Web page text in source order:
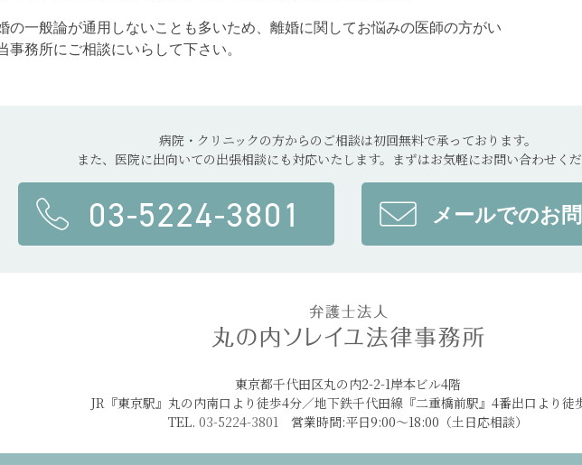
の一般論が通用しないことも多いため、離婚に関してお悩みの医師の方がい
事務所にご相談にいらして下さい。
病院・クリニックの方からのご相談は初回無料で承っております。
また、医院に出向いての出張相談にも対応いたします。まずはお気軽にお問い合わせくだ
03-5224-3801 メールでのお
東京都千代田区丸の内2-2-1岸本ビル4階
JR『東京駅』丸の内南口より徒歩4分／地下鉄千代田線『二重橋前駅』4番出口より徒
TEL. 03-5224-3801 営業時間:平日9:00～18:00（土日応相談）